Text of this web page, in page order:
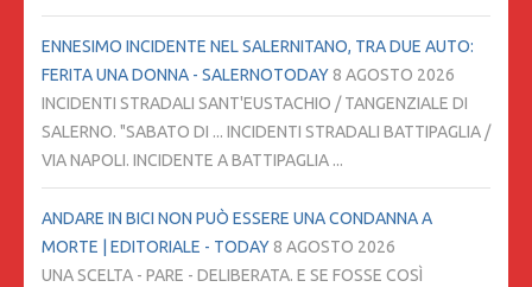
ENNESIMO INCIDENTE NEL SALERNITANO, TRA DUE AUTO:
FERITA UNA DONNA - SALERNOTODAY8 AGOSTO 2026
INCIDENTI STRADALI SANT'EUSTACHIO / TANGENZIALE DI
SALERNO. "SABATO DI ... INCIDENTI STRADALI BATTIPAGLIA /
VIA NAPOLI. INCIDENTE A BATTIPAGLIA ...
ANDARE IN BICI NON PUÒ ESSERE UNA CONDANNA A
MORTE | EDITORIALE - TODAY8 AGOSTO 2026
UNA SCELTA - PARE - DELIBERATA. E SE FOSSE COSÌ